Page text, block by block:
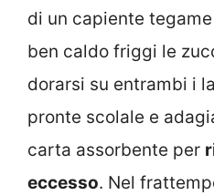
di un capiente
ben caldo friggi le
dorarsi su entrambi i
pronte scolale e
carta assorbente per
eccesso. Nel